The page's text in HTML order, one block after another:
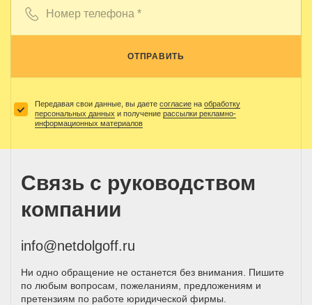
ОТПРАВИТЬ
Передавая свои данные, вы даете согласие на обработку
персональных данных и получение рассылки рекламно-
информационных материалов
Связь с руководством
компании
info@netdolgoff.ru
Ни одно обращение не останется без внимания. Пишите
по любым вопросам, пожеланиям, предложениям и
претензиям по работе юридической фирмы.